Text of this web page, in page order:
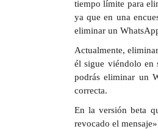
tiempo límite para
ya que en una
eliminar un
Actualmente,
él sigue viéndolo en
podrás eliminar un
correcta.
En la versión beta
revocado el